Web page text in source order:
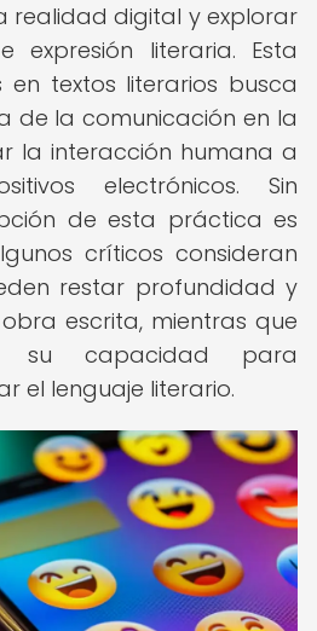
realidad digital y explorar
expresión literaria. Esta
en textos literarios busca
de la comunicación en la
la interacción humana a
electrónicos. Sin
de esta práctica es
críticos consideran
restar profundidad y
escrita, mientras que
su capacidad para
el lenguaje literario.